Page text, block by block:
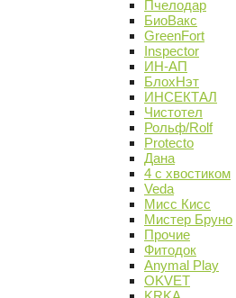
Пчелодар
БиоВакс
GreenFort
Inspector
ИН-АП
БлохНэт
ИНСЕКТАЛ
Чистотел
Рольф/Rolf
Protecto
Дана
4 с хвостиком
Veda
Мисс Кисс
Мистер Бруно
Прочие
Фитодок
Anymal Play
OKVET